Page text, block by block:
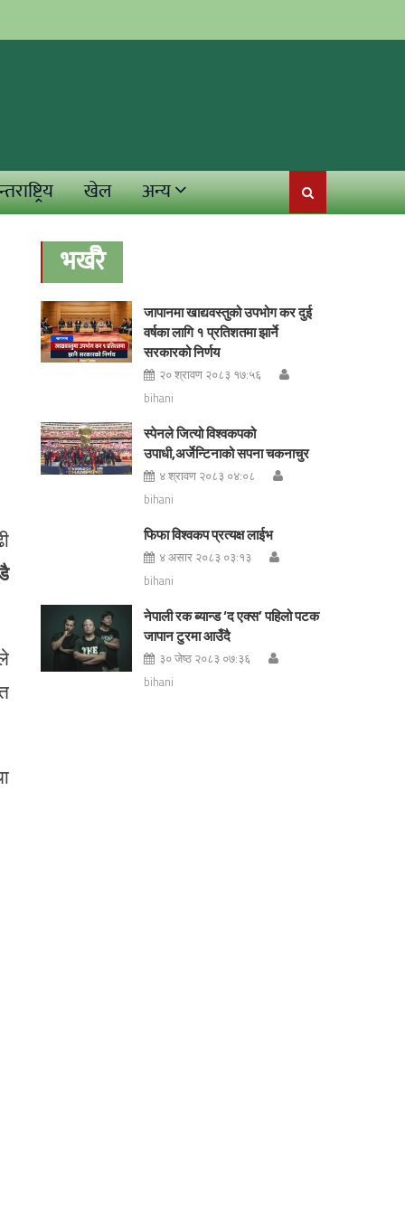
खेल अन्य
भर्खरै
जापानमा खाद्यवस्तुको उपभोग कर दुई
वर्षका लागि १ प्रतिशतमा झार्ने
सरकारको निर्णय
२० श्रावण २०८३ १७:५६
bihani
स्पेनले जित्यो विश्वकपको
उपाधी,अर्जेन्टिनाको सपना चकनाचुर
४ श्रावण २०८३ ०४:०८
bihani
फिफा विश्वकप प्रत्यक्ष लाईभ
४ असार २०८३ ०३:१३
bihani
नेपाली रक ब्यान्ड ‘द एक्स’ पहिलो पटक
जापान टुरमा आउँदै
३० जेष्ठ २०८३ ०७:३६
bihani